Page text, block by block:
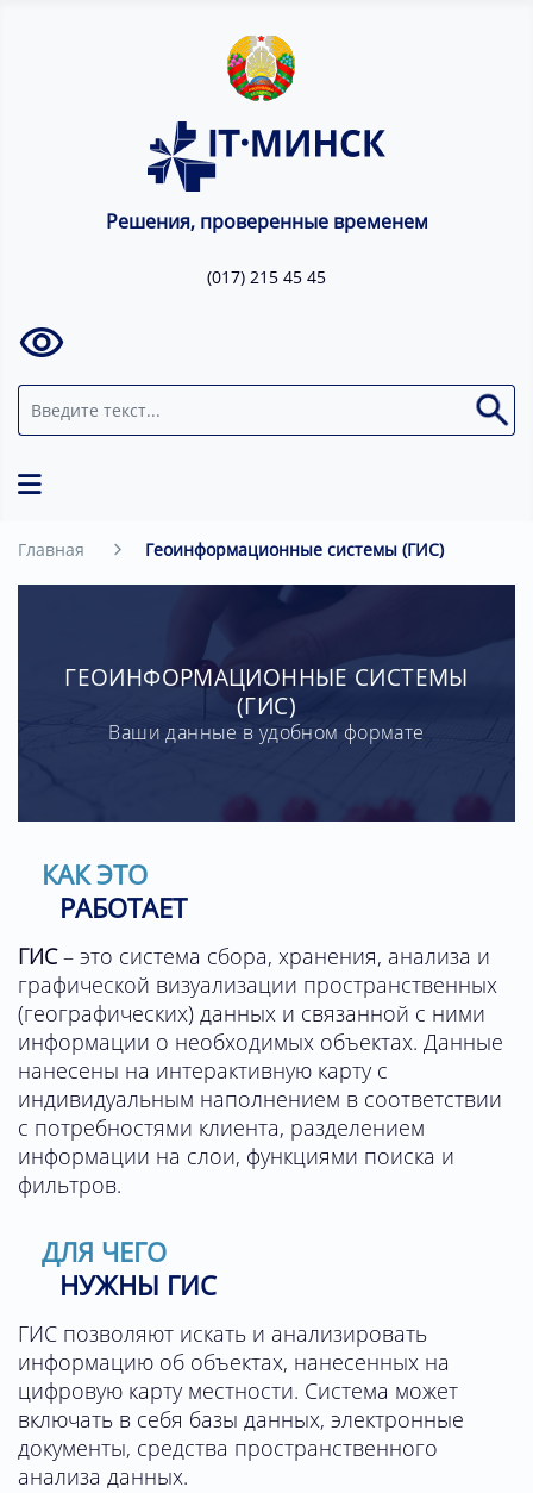
Решения, проверенные временем
(017) 215 45 45
Поиск
Главная Геоинформационные системы (ГИС)
ГЕОИНФОРМАЦИОННЫЕ СИСТЕМЫ
(ГИС)
Ваши данные в удобном формате
КАК ЭТО
РАБОТАЕТ
ГИС– это система сбора, хранения, анализа и
графической визуализации пространственных
(географических) данных и связанной с ними
информации о необходимых объектах. Данные
нанесены на интерактивную карту с
индивидуальным наполнением в соответствии
с потребностями клиента, разделением
информации на слои, функциями поиска и
фильтров.
ДЛЯ ЧЕГО
НУЖНЫ ГИС
ГИС позволяют искать и анализировать
информацию об объектах, нанесенных на
цифровую карту местности. Система может
включать в себя базы данных, электронные
документы, средства пространственного
анализа данных.